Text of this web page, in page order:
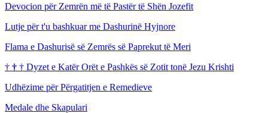
Devocion për Zemrën më të Pastër të Shën Jozefit
Lutje për t'u bashkuar me Dashurinë Hyjnore
Flama e Dashurisë së Zemrës së Paprekut të Meri
† † † Dyzet e Katër Orët e Pashkës së Zotit tonë Jezu Krishti
Udhëzime për Përgatitjen e Remedieve
Medale dhe Skapulari